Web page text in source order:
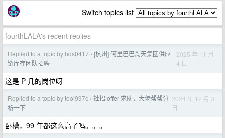
Switch topics list
fourthLALA's recent replies
Replied to a topic by hqs0417 › [杭州] 阿里巴巴淘天集团供应
链库存团队招聘
2025 年 11 月
4 日
这是 P 几的岗位呀
Replied to a topic by tooi997c › 社招 offer 求助，大佬帮帮分
析一下
2024 年 12 月 3
日
卧槽，99 年都这么高了吗。。。